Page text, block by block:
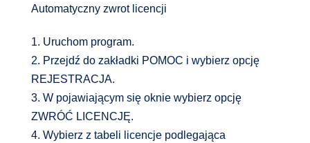
Automatyczny zwrot licencji
1. Uruchom program.
2. Przejdź do zakładki POMOC i wybierz opcję
REJESTRACJA.
3. W pojawiającym się oknie wybierz opcję
ZWRÓĆ LICENCJĘ.
4. Wybierz z tabeli licencje podlegająca